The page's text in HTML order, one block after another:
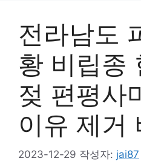
전라남도
황 비립종
젖 편평사
이유 제거
2023-12-29 작성자: jai87